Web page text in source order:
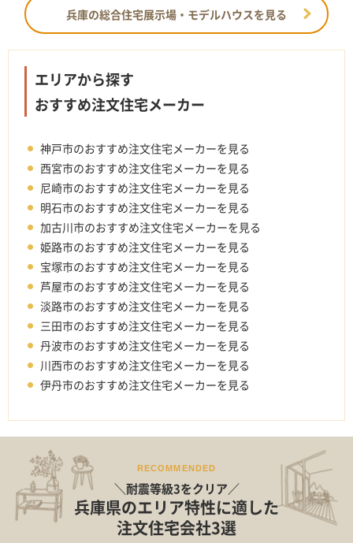
兵庫の総合住宅展示場・モデルハウスを見る
エリアから探す
おすすめ注文住宅メーカー
神戸市のおすすめ注文住宅メーカーを見る
西宮市のおすすめ注文住宅メーカーを見る
尼崎市のおすすめ注文住宅メーカーを見る
明石市のおすすめ注文住宅メーカーを見る
加古川市のおすすめ注文住宅メーカーを見る
姫路市のおすすめ注文住宅メーカーを見る
宝塚市のおすすめ注文住宅メーカーを見る
芦屋市のおすすめ注文住宅メーカーを見る
淡路市のおすすめ注文住宅メーカーを見る
三田市のおすすめ注文住宅メーカーを見る
丹波市のおすすめ注文住宅メーカーを見る
川西市のおすすめ注文住宅メーカーを見る
伊丹市のおすすめ注文住宅メーカーを見る
RECOMMENDED
＼耐震等級3をクリア／
兵庫県のエリア特性に適した
注文住宅会社3選